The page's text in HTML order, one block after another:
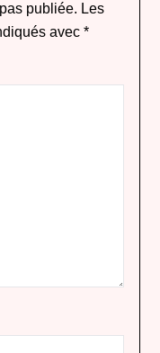
publiée. Les
avec *